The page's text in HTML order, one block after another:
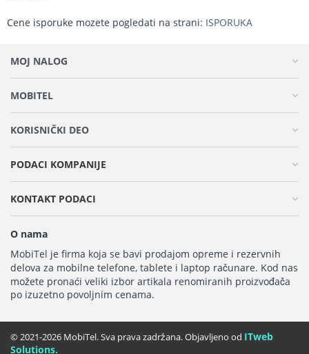
Cene isporuke mozete pogledati na strani: ISPORUKA
MOJ NALOG
MOBITEL
KORISNIČKI DEO
PODACI KOMPANIJE
KONTAKT PODACI
O nama
MobiTel je firma koja se bavi prodajom opreme i rezervnih
delova za mobilne telefone, tablete i laptop računare. Kod nas
možete pronaći veliki izbor artikala renomiranih proizvođača
po izuzetno povoljnim cenama.
© 2021-2026 MobiTel. Sva prava zadržana. Objavljeno od ITweb
Solutions.